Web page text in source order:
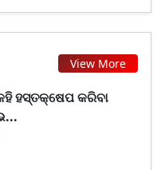
View More
ହସ୍ତକ୍ଷେପ କରିବା